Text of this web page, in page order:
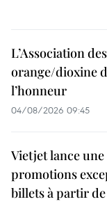
L’Association
orange/dioxine
l’honneur
04/08/2026 09:45
Vietjet lance
promotions
billets à partir